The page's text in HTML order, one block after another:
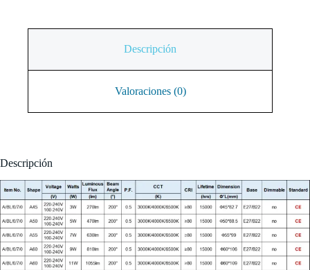
Descripción
Valoraciones (0)
Descripción